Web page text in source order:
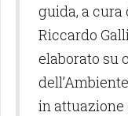
guida, a cura
Riccardo
elaborato su
in attuazione